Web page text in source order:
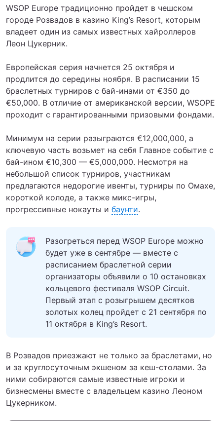
WSOP Europe традиционно пройдет в чешском
городе Розвадов в казино King’s Resort, которым
владеет один из самых известных хайроллеров
Леон Цукерник.
Европейская серия начнется 25 октября и
продлится до середины ноября. В расписании 15
браслетных турниров с бай-инами от €350 до
€50,000. В отличие от американской версии, WSOPE
проходит с гарантированными призовыми фондами.
Минимум на серии разыграются €12,000,000, а
ключевую часть возьмет на себя Главное событие с
бай-ином €10,300 — €5,000,000. Несмотря на
небольшой список турниров, участникам
предлагаются недорогие ивенты, турниры по Омахе,
короткой колоде, а также микс-игры,
прогрессивные нокауты и баунти.
Разогреться перед WSOP Europe можно
будет уже в сентябре — вместе с
расписанием браслетной серии
организаторы объявили о 10 остановках
кольцевого фестиваля WSOP Circuit.
Первый этап с розыгрышем десятков
золотых колец пройдет с 21 сентября по
11 октября в King’s Resort.
В Розвадов приезжают не только за браслетами, но
и за круглосуточным экшеном за кеш-столами. За
ними собираются самые известные игроки и
бизнесмены вместе с владельцем казино Леоном
Цукерником.